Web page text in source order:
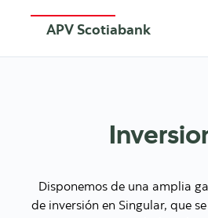
APV Scotiabank
Disponemos de una amplia
de inversión en Singular, que